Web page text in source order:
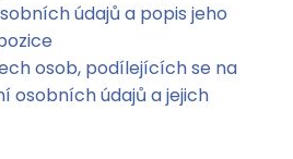
údajů a popis jeho
osob, podílejících se na
osobních údajů a jejich